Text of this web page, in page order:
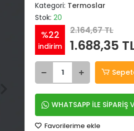
Kategori: Termoslar
Stok: 20
%22
indirim
2.164,67 TL
1.688,35
WHATSAPP İLE SİPARİŞ
Favorilerime ekle